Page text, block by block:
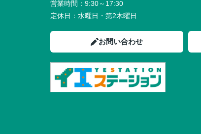
営業時間： 9:30～17:30
定休日： 水曜日・第2木曜日
お問い合わせ